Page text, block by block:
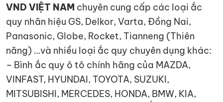
VND VIỆT NAM chuyên cung cấp các loại ắc
quy nhãn hiệu GS, Delkor, Varta, Đồng Nai,
Panasonic, Globe, Rocket, Tianneng (Thiên
năng) …và nhiều loại ắc quy chuyên dụng khác:
– Bình ắc quy ô tô chính hãng của MAZDA,
VINFAST, HYUNDAI, TOYOTA, SUZUKI,
MITSUBISHI, MERCEDES, HONDA, BMW, KIA,